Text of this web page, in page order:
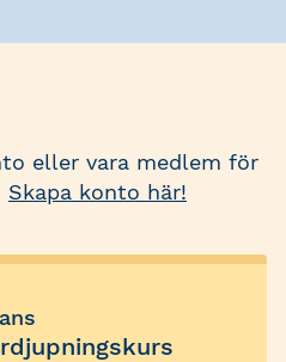
eller vara medlem för
Skapa konto här!